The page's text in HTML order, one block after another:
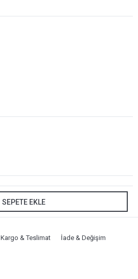
SEPETE EKLE
Kargo & Teslimat İade & Değişim